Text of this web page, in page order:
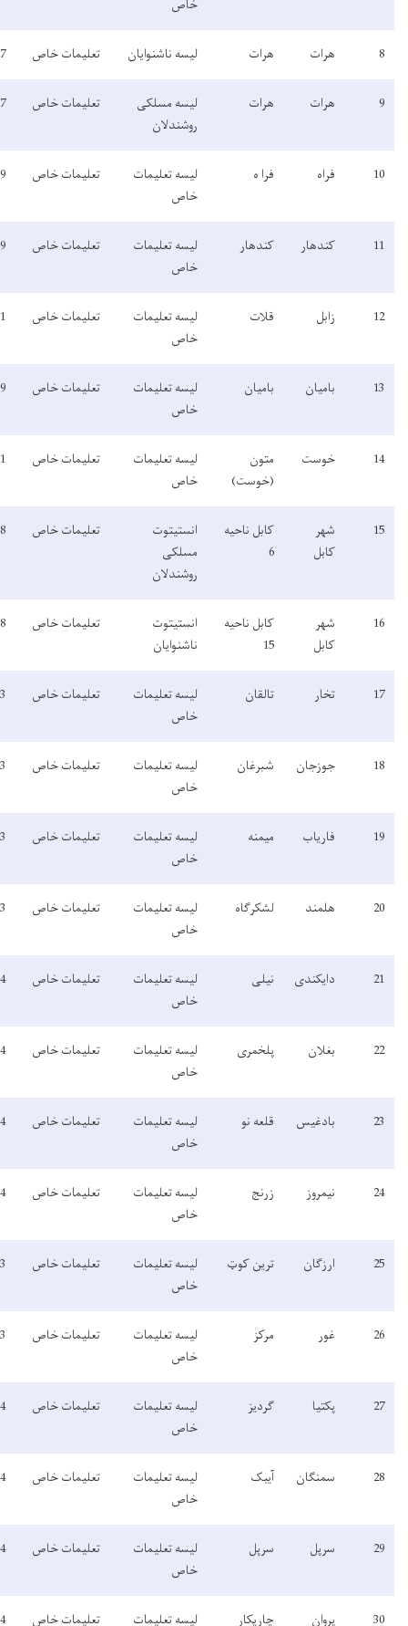
لیسه ناشنوايان تعلیمات خاص 1387 فعال
لیسه مسلکی
تعلیمات خاص 1387 فعال
لیسه تعلیمات
تعلیمات خاص 1399 فعال معلومات
لیسه تعلیمات
تعلیمات خاص 1399 فعال معلومات
لیسه تعلیمات
تعلیمات خاص 1391 فعال
لیسه تعلیمات
تعلیمات خاص 1399 فعال
لیسه تعلیمات
تعلیمات خاص 1391 فعال
انستیتوت
تعلیمات خاص 1358 فعال معلومات
انستیتوت
تعلیمات خاص 1358 فعال معلومات
لیسه تعلیمات
تعلیمات خاص 1403 فعال
لیسه تعلیمات
تعلیمات خاص 1403 فعال
لیسه تعلیمات
تعلیمات خاص 1403 فعال
لیسه تعلیمات
تعلیمات خاص 1403 فعال
لیسه تعلیمات
تعلیمات خاص 1404 فعال
لیسه تعلیمات
تعلیمات خاص 1404 فعال
لیسه تعلیمات
تعلیمات خاص 1404 فعال
لیسه تعلیمات
تعلیمات خاص 1404 فعال
لیسه تعلیمات
تعلیمات خاص 1403
غیر
لیسه تعلیمات
تعلیمات خاص 1403
غیر
لیسه تعلیمات
تعلیمات خاص 1404 فعال
لیسه تعلیمات
تعلیمات خاص 1404 فعال
لیسه تعلیمات
تعلیمات خاص 1404 فعال
لیسه تعلیمات تعلیمات خاص 1404 غیرفعال